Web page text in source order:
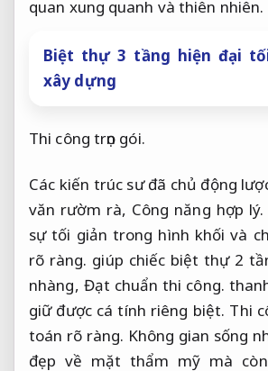
quan xung quanh và thiên nhiên.
Biệt thự 3 tầng hiện đại
xây dựng
Thi công trọn gói.
Các kiến trúc sư đã chủ động
văn rườm rà, Công năng hợp lý.
sự tối giản trong hình khối và
rõ ràng. giúp chiếc biệt thự 2
nhàng, Đạt chuẩn thi công.
giữ được cá tính riêng biệt. Thi
toán rõ ràng. Không gian sống
đẹp về mặt thẩm mỹ mà